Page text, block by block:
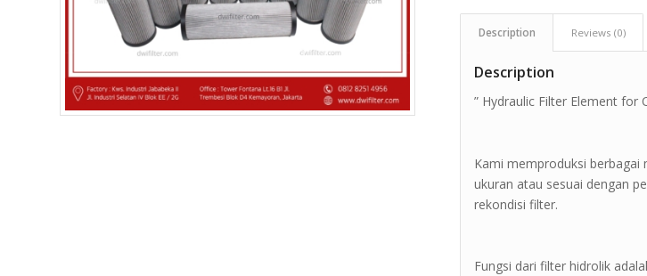
Description Reviews (0)
Description
” Hydraulic Filter Element for
Kami memproduksi berbagai
ukuran atau sesuai dengan
rekondisi filter.
Fungsi dari filter hidrolik